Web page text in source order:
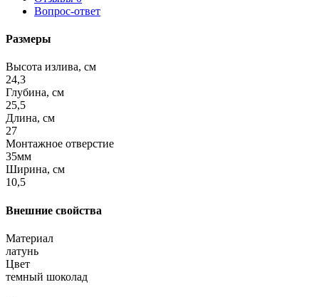
Вопрос-ответ
Размеры
Высота излива, см
24,3
Глубина, см
25,5
Длина, см
27
Монтажное отверстие
35мм
Ширина, см
10,5
Внешние свойства
Материал
латунь
Цвет
темный шоколад